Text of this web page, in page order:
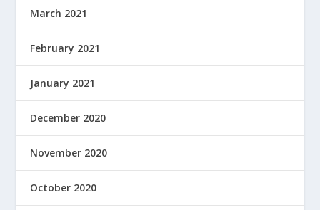
March 2021
February 2021
January 2021
December 2020
November 2020
October 2020